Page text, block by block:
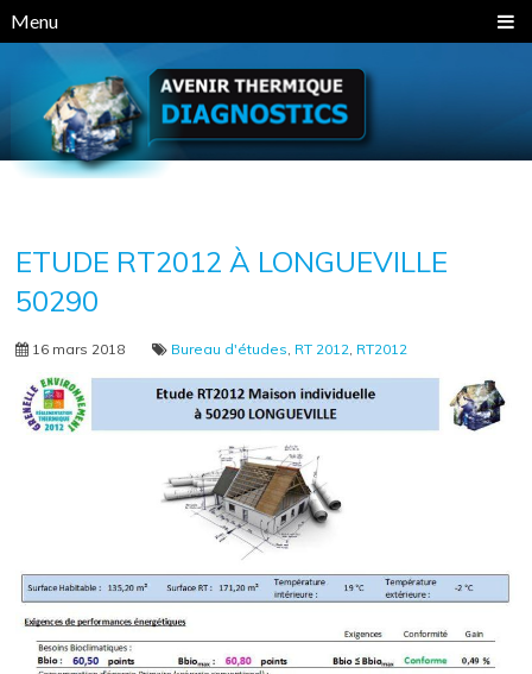
Menu
ETUDE RT2012 À LONGUEVILLE
50290
16 mars 2018 Bureau d'études RT 2012 RT2012
Panneau de gestion des cookies